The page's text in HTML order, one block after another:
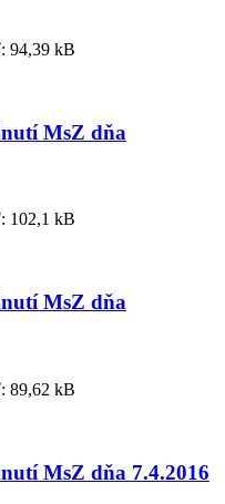
94,39 kB
MsZ dňa
102,1 kB
MsZ dňa
89,62 kB
MsZ dňa 7.4.2016